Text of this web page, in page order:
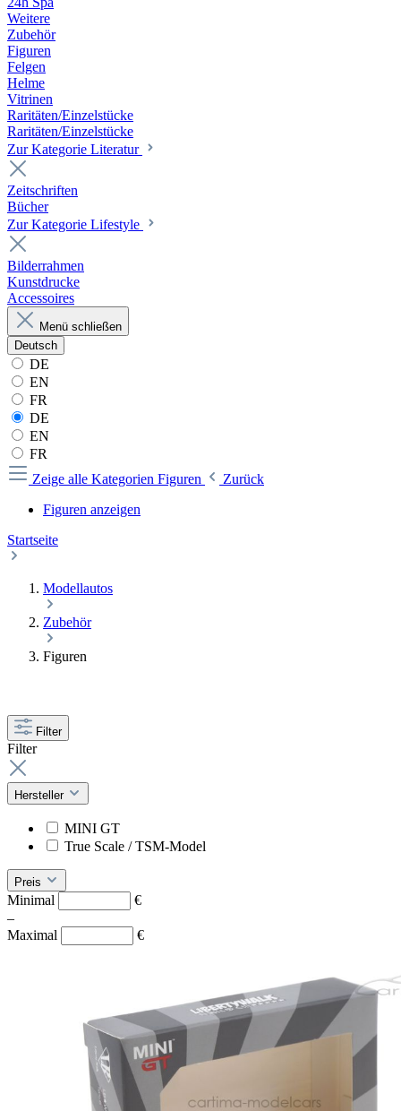
Weitere
Zubehör
Figuren
Felgen
Helme
Vitrinen
Raritäten/Einzelstücke
Raritäten/Einzelstücke
Zur Kategorie Literatur
Zeitschriften
Bücher
Zur Kategorie Lifestyle
Bilderrahmen
Kunstdrucke
Accessoires
Menü schließen
Deutsch
DE
EN
FR
DE
EN
FR
Zeige alle Kategorien Figuren
Zurück
Figuren anzeigen
Startseite
Modellautos
Zubehör
Figuren
Filter
Filter
Hersteller
MINI GT
True Scale / TSM-Model
Preis
Minimal
€
–
Maximal
€